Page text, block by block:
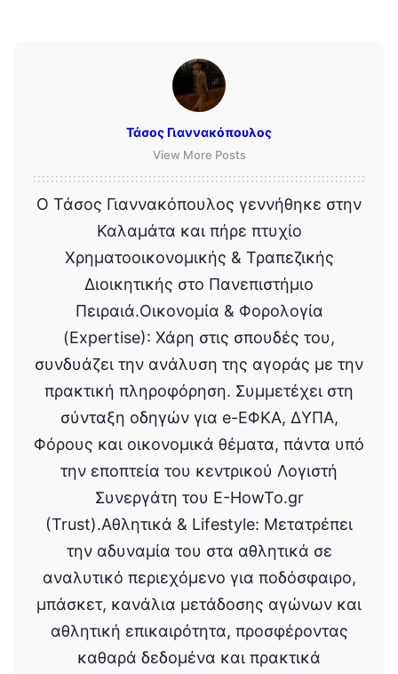
Τάσος Γιαννακόπουλος
View More Posts
Ο Τάσος Γιαννακόπουλος γεννήθηκε στην
Καλαμάτα και πήρε πτυχίο
Χρηματοοικονομικής & Τραπεζικής
Διοικητικής στο Πανεπιστήμιο
Πειραιά.Οικονομία & Φορολογία
(Expertise): Χάρη στις σπουδές του,
συνδυάζει την ανάλυση της αγοράς με την
πρακτική πληροφόρηση. Συμμετέχει στη
σύνταξη οδηγών για e-ΕΦΚΑ, ΔΥΠΑ,
Φόρους και οικονομικά θέματα, πάντα υπό
την εποπτεία του κεντρικού Λογιστή
Συνεργάτη του E-HowTo.gr
(Trust).Αθλητικά & Lifestyle: Μετατρέπει
την αδυναμία του στα αθλητικά σε
αναλυτικό περιεχόμενο για ποδόσφαιρο,
μπάσκετ, κανάλια μετάδοσης αγώνων και
αθλητική επικαιρότητα, προσφέροντας
καθαρά δεδομένα και πρακτικά